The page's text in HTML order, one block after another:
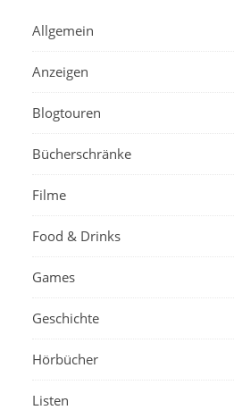
Allgemein
Anzeigen
Blogtouren
Bücherschränke
Filme
Food & Drinks
Games
Geschichte
Hörbücher
Listen